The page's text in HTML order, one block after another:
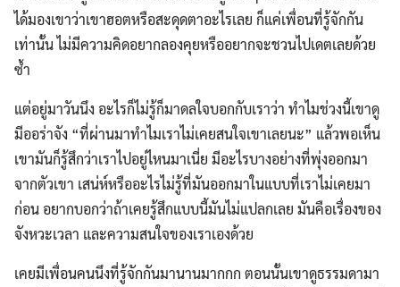
ได้มองเขาว่าเขาฮอตหรือสะดุดตาอะไรเลย ก็แค่เพื่อนที่รู้จักกัน
เท่านั้น ไม่มีความคิดอยากลองคุยหรืออยากจะชวนไปเดตเลยด้วย
ซ้ำ
แต่อยู่มาวันนึง อะไรก็ไม่รู้ก็มาดลใจบอกกับเราว่า ทำไมช่วงนี้เขาดู
มีออร่าจัง “ที่ผ่านมาทำไมเราไม่เคยสนใจเขาเลยนะ” แล้วพอเห็น
เขามันก็รู้สึกว่าเราไปอยู่ไหนมาเนี่ย มีอะไรบางอย่างที่พุ่งออกมา
จากตัวเขา เสน่ห์หรืออะไรไม่รู้ที่มันออกมาในแบบที่เราไม่เคยมา
ก่อน อยากบอกว่าถ้าเคยรู้สึกแบบนี้มันไม่แปลกเลย มันคือเรื่องของ
จังหวะเวลา และความสนใจของเราเองด้วย
เคยมีเพื่อนคนนึงที่รู้จักกันมานานมากกก ตอนนั้นเขาดูธรรมดามา